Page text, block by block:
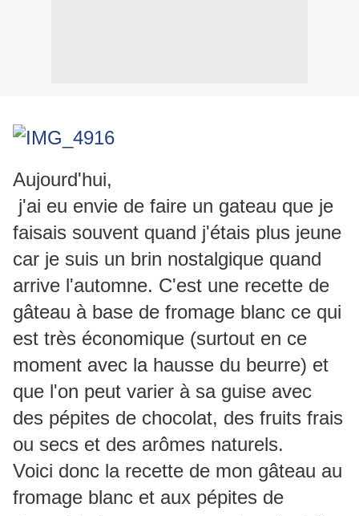
Aujourd'hui,
j'ai eu envie de faire un gateau que je
faisais souvent quand j'étais plus jeune
car je suis un brin nostalgique quand
arrive l'automne. C'est une recette de
gâteau à base de fromage blanc ce qui
est très économique (surtout en ce
moment avec la hausse du beurre) et
que l'on peut varier à sa guise avec
des pépites de chocolat, des fruits frais
ou secs et des arômes naturels.
Voici donc la recette de mon gâteau au
fromage blanc et aux pépites de